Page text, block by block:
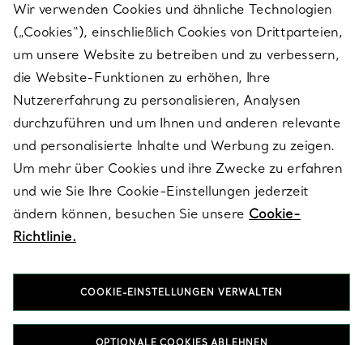
SERVICES
ÜBER TIFFANY & CO.
RECHTLICHE HINWEISE
FOLGEN SIE UNS
Wir verwenden Cookies und ähnliche Technologien
(„Cookies“), einschließlich Cookies von Drittparteien,
um unsere Website zu betreiben und zu verbessern,
die Website-Funktionen zu erhöhen, Ihre
Nutzererfahrung zu personalisieren, Analysen
durchzuführen und um Ihnen und anderen relevante
und personalisierte Inhalte und Werbung zu zeigen.
Um mehr über Cookies und ihre Zwecke zu erfahren
und wie Sie Ihre Cookie-Einstellungen jederzeit
ändern können, besuchen Sie unsere Cookie-
Richtlinie.
COOKIE-EINSTELLUNGEN VERWALTEN
OPTIONALE COOKIES ABLEHNEN